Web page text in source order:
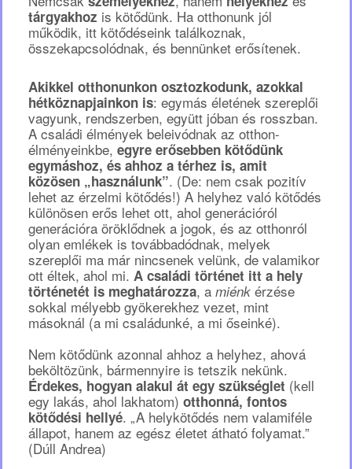
tárgyakhoz is kötődünk. Ha otthonunk jól
működik, itt kötődéseink találkoznak,
összekapcsolódnak, és bennünket erősítenek.
Akikkel otthonunkon osztozkodunk, azokkal
hétköznapjainkon is: egymás életének szereplői
vagyunk, rendszerben, együtt jóban és rosszban.
A családi élmények beleivódnak az otthon-
élményeinkbe, egyre erősebben kötődünk
egymáshoz, és ahhoz a térhez is, amit
közösen „használunk”. (De: nem csak pozitív
lehet az érzelmi kötődés!) A helyhez való kötődés
különösen erős lehet ott, ahol generációról
generációra öröklődnek a jogok, és az otthonról
olyan emlékek is továbbadódnak, melyek
szereplői ma már nincsenek velünk, de valamikor
ott éltek, ahol mi. A családi történet itt a hely
történetét is meghatározza, a miénk érzése
sokkal mélyebb gyökerekhez vezet, mint
másoknál (a mi családunké, a mi őseinké).
Nem kötődünk azonnal ahhoz a helyhez, ahová
beköltözünk, bármennyire is tetszik nekünk.
Érdekes, hogyan alakul át egy szükséglet (kell
egy lakás, ahol lakhatom) otthonná, fontos
kötődési hellyé. „A helykötődés nem valamiféle
állapot, hanem az egész életet átható folyamat.”
(Dúll Andrea)